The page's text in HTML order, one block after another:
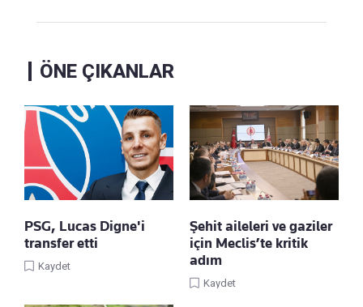
ÖNE ÇIKANLAR
PSG, Lucas Digne'i
transfer etti
Kaydet
Şehit aileleri ve gaziler
için Meclis’te kritik
adım
Kaydet